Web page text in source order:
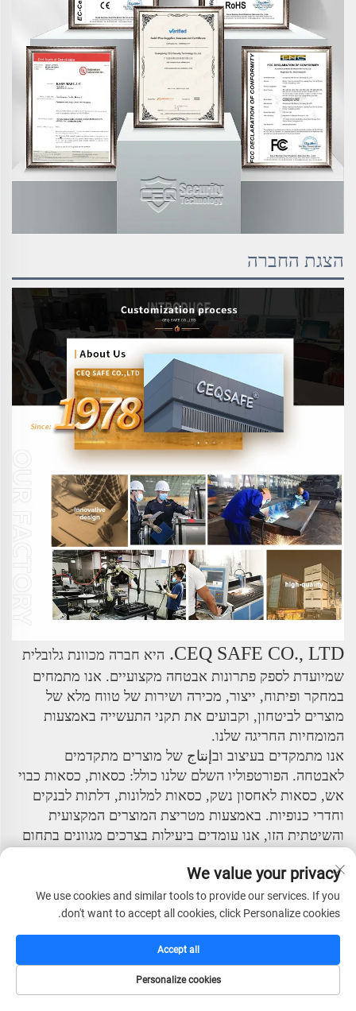
הצגת החברה
CEQ SAFE CO., LTD.
היא חברה מכוונת גלובלית
שמיועדת לספק פתרונות אבטחה מקצועיים. אנו מתמחים
במחקר ופיתוח, ייצור, מכירה ושירות של טווח מלא של
מוצרים לביטחון, וקבועים את תקני התעשייה באמצעות
המומחיות החריגה שלנו.
אנו מתמקדים בעיצוב ובإنتاج של מוצרים מתקדמים
לאבטחה. הפורטפוליו השלם שלנו כולל: כסאות, כסאות כבוי
אש, כסאות לאחסון נשק, כסאות למלונות, דלתות לבנקים
וחדרי כנופיות. באמצעות מטריצת המוצרים המקצועית
והשיטתית הזו, אנו עומדים ביעילות בצרכים מגוונים בתחום
החברה מונה צוות ניהול בכיר עם חזון בינלאומי ועמדות
מקצועיות. על ידי שילוב טכנולוגיות מתקדמות מחו"ל ושיטות
ניהול, בנויה מערכת תפעול מודרנית ויעילה ביותר. פילוסופיית
הניהול המרכזית שלנו – "אינטגריטי, איכות ראשונה,
מקצועיות, יעילות והתקדמות" – משורשת בכל היבטי
We value your privacy
We use cookies and similar tools to provide our services. If you
don't want to accept all cookies, click Personalize cookies.
Personalize cookies
Accept all